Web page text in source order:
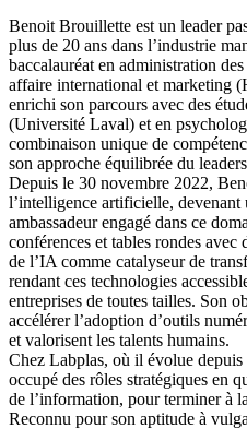
Benoit Brouillette est un leader
plus de 20 ans dans l’industrie
baccalauréat en administration
affaire international et marketing
enrichi son parcours avec des
(Université Laval) et en
combinaison unique de
son approche équilibrée du
Depuis le 30 novembre 2022,
l’intelligence artificielle, devenant
ambassadeur engagé dans ce
conférences et tables rondes
de l’IA comme catalyseur de
rendant ces technologies
entreprises de toutes tailles. Son
accélérer l’adoption d’outils
et valorisent les talents humains.
Chez Labplas, où il évolue depuis
occupé des rôles stratégiques en
de l’information, pour terminer à
Reconnu pour son aptitude à